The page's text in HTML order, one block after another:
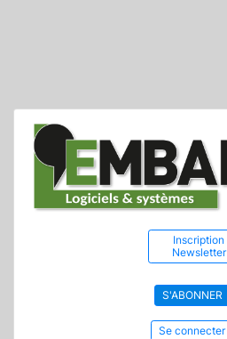
Inscription
Newsletter
S'ABONNER
Se connecter